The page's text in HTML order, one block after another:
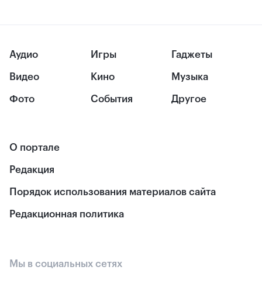
Аудио
Видео
Фото
Игры
Кино
События
Гаджеты
Музыка
Другое
О портале
Редакция
Порядок использования материалов сайта
Редакционная политика
Мы в социальных сетях